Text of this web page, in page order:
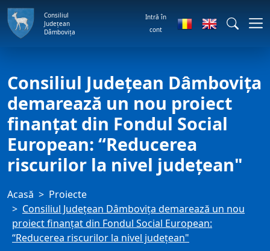
Consiliul
Județean
Dâmbovița
Intră în
cont
Consiliul Județean Dâmbovița
demarează un nou proiect
finanțat din Fondul Social
European: “Reducerea
riscurilor la nivel județean"
Acasă
Proiecte
Consiliul Județean Dâmbovița demarează un nou
proiect finanțat din Fondul Social European:
“Reducerea riscurilor la nivel județean"